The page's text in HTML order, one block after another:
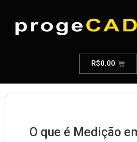
R$0.00
O que é Medição